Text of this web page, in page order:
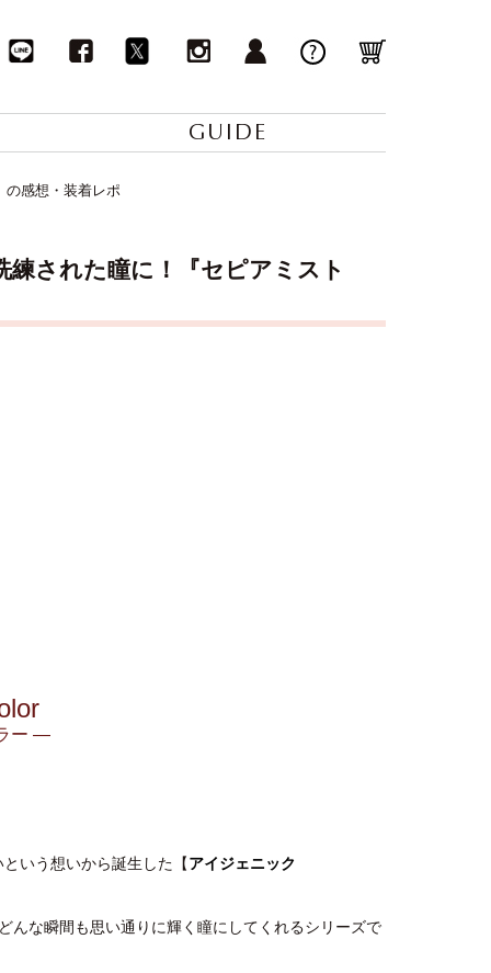
GUIDE
の感想・装着レポ
された瞳に！『セピアミスト
ー —
いう想いから誕生した【アイジェニック
んな瞬間も思い通りに輝く瞳にしてくれるシリーズで